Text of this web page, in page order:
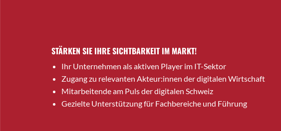
STÄRKEN SIE IHRE SICHTBARKEIT IM MARKT!
Ihr Unternehmen als aktiven Player im IT-Sektor
Zugang zu relevanten Akteur:innen der digitalen Wirtschaft
Mitarbeitende am Puls der digitalen Schweiz
Gezielte Unterstützung für Fachbereiche und Führung